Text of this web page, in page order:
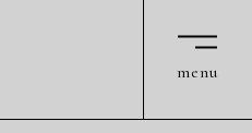
menu
menu